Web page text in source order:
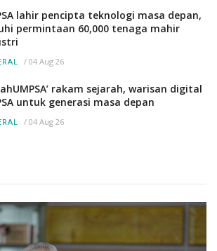
lahir pencipta teknologi masa depan,
permintaan 60,000 tenaga mahir
/ 04 Aug 26
rakam sejarah, warisan digital
untuk generasi masa depan
/ 04 Aug 26